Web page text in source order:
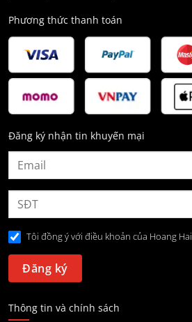
Phương thức thanh toán
Đăng ký nhận tin khuyến mại
Tôi đồng ý với điều khoản của Hoang Hai
Thông tin và chính sách